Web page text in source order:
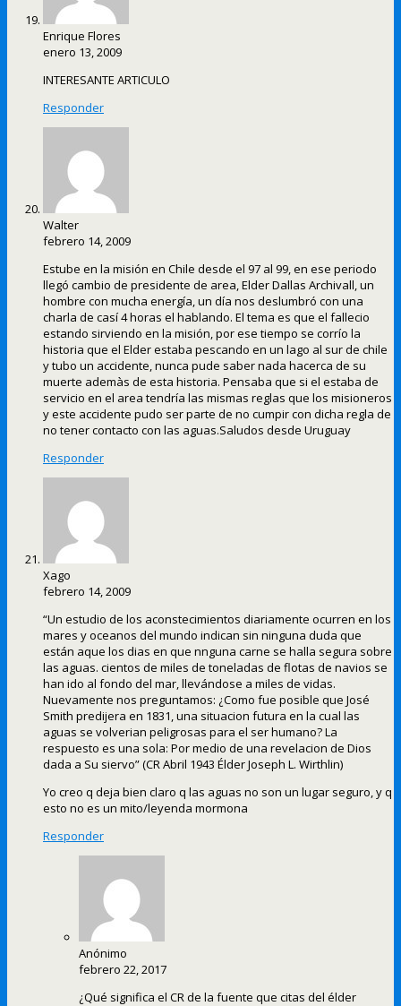
Enrique Flores
enero 13, 2009
INTERESANTE ARTICULO
Responder
Walter
febrero 14, 2009
Estube en la misión en Chile desde el 97 al 99, en ese periodo
llegó cambio de presidente de area, Elder Dallas Archivall, un
hombre con mucha energía, un día nos deslumbró con una
charla de casí 4 horas el hablando. El tema es que el fallecio
estando sirviendo en la misión, por ese tiempo se corrío la
historia que el Elder estaba pescando en un lago al sur de chile
y tubo un accidente, nunca pude saber nada hacerca de su
muerte ademàs de esta historia. Pensaba que si el estaba de
servicio en el area tendría las mismas reglas que los misioneros
y este accidente pudo ser parte de no cumpir con dicha regla de
no tener contacto con las aguas.Saludos desde Uruguay
Responder
Xago
febrero 14, 2009
“Un estudio de los aconstecimientos diariamente ocurren en los
mares y oceanos del mundo indican sin ninguna duda que
están aque los dias en que nnguna carne se halla segura sobre
las aguas. cientos de miles de toneladas de flotas de navios se
han ido al fondo del mar, llevándose a miles de vidas.
Nuevamente nos preguntamos: ¿Como fue posible que José
Smith predijera en 1831, una situacion futura en la cual las
aguas se volverian peligrosas para el ser humano? La
respuesto es una sola: Por medio de una revelacion de Dios
dada a Su siervo” (CR Abril 1943 Élder Joseph L. Wirthlin)
Yo creo q deja bien claro q las aguas no son un lugar seguro, y q
esto no es un mito/leyenda mormona
Responder
Anónimo
febrero 22, 2017
¿Qué significa el CR de la fuente que citas del élder